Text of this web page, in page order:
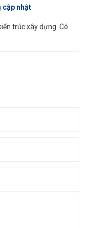
cập nhật
trúc xây dựng. Có